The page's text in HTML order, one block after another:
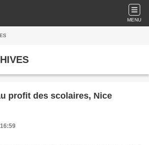
MENU
profit des scolaires, Nice